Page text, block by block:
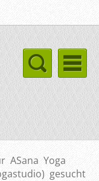
ASana Yoga
gesucht